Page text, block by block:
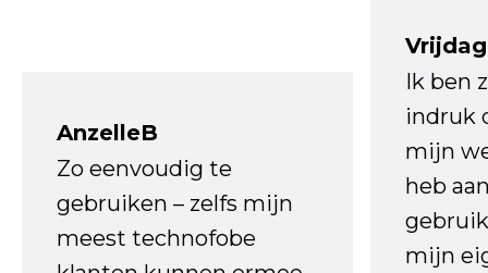
AnzelleB
Zo eenvoudig te
gebruiken – zelfs mijn
meest technofobe
Ik ben
indruk
mijn
heb
mijn